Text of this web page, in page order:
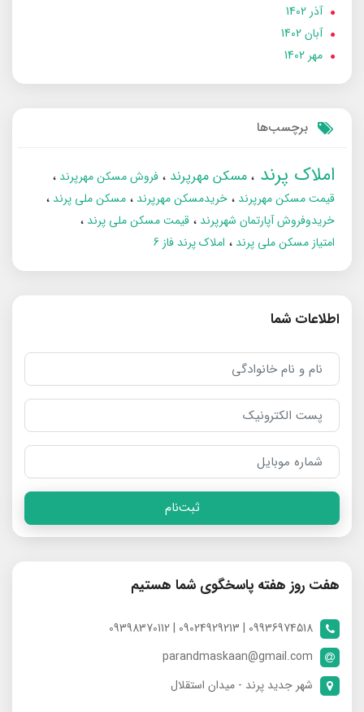
آذر 1402
آبان 1402
مهر 1402
برچسب‌ها
املاک پرند مسکن مهرپرند
فروش مسکن مهرپرند
قیمت مسکن مهرپرند
خریدمسکن مهرپرند
مسکن ملی پرند
خریدوفروش آپارتمان شهرپرند
قیمت مسکن ملی پرند
امتیاز مسکن ملی پرند
املاک پرند فاز 6
اطلاعات شما
ثبت‌نام
هفت روز هفته پاسخگوی شما هستیم
09936974518 | 09024929213 | 09398370112
parandmaskaan@gmail.com
شهر جدید پرند - میدان استقلال